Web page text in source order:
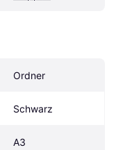
Ordner
Schwarz
A3